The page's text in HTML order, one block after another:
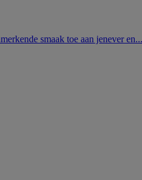
smaak toe aan jenever en...